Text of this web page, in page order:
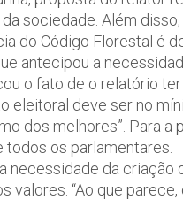
sociedade. Além
do Código Florestal é
antecipou a
o fato de o relatório
eleitoral deve ser no
dos melhores”. Para a
todos os parlamentares.
necessidade da
valores. “Ao que